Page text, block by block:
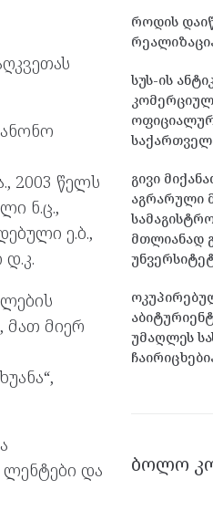
2003 წელს
ნ.ც.,
ე.ბ.,
მათ მიერ
ლენტები და
როდის
სუს-ის
გივი
აგრარული
მთლიანად
უმაღლეს
ᲑᲝᲚᲝ